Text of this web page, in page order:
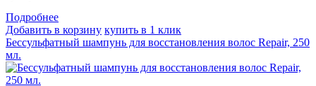
Подробнеe
Добавить в корзину купить в 1 клик
Бессульфатный шампунь для восстановления волос Repair, 250
мл.